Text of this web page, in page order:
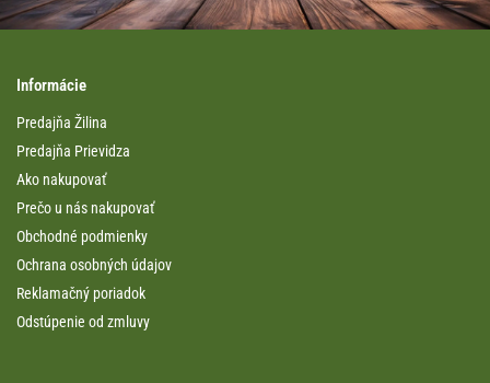
Informácie
Predajňa Žilina
Predajňa Prievidza
Ako nakupovať
Prečo u nás nakupovať
Obchodné podmienky
Ochrana osobných údajov
Reklamačný poriadok
Odstúpenie od zmluvy